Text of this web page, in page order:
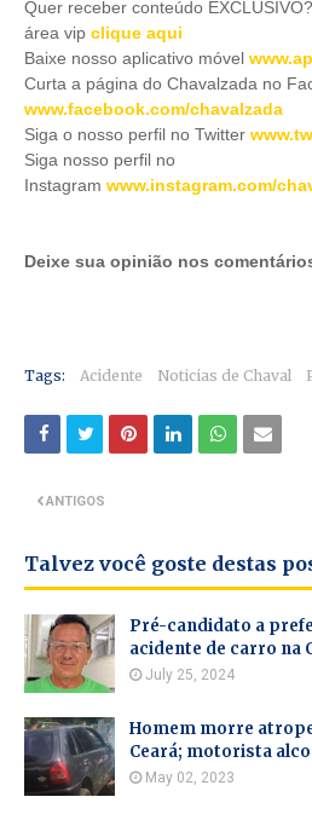
Quer receber conteúdo
área vip clique aqui
Baixe nosso aplicativo móvel
Curta a página do Chavalzada no
www.facebook.com/chavalzada
Siga o nosso perfil no Twitter
Siga nosso perfil no
Instagram www.instagram.com/
Deixe sua opinião nos
Tags: Acidente Noticias de Chaval
ANTIGOS
Talvez você goste destas
Pré-candidato a
acidente de carro na
July 25, 2024
Homem morre
Ceará; motorista
May 02, 2023